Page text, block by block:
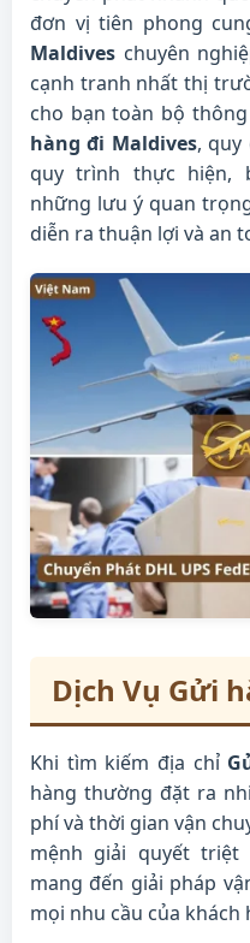
đơn vị tiên phong
Maldives chuyên
cạnh tranh nhất thị
cho bạn toàn bộ
hàng đi Maldives, quy
quy trình thực hiện,
những lưu ý quan
diễn ra thuận lợi và an
Dịch Vụ Gửi
Khi tìm kiếm địa chỉ
hàng thường đặt ra
phí và thời gian vận
mệnh giải quyết triệt
mang đến giải pháp
mọi nhu cầu của khách